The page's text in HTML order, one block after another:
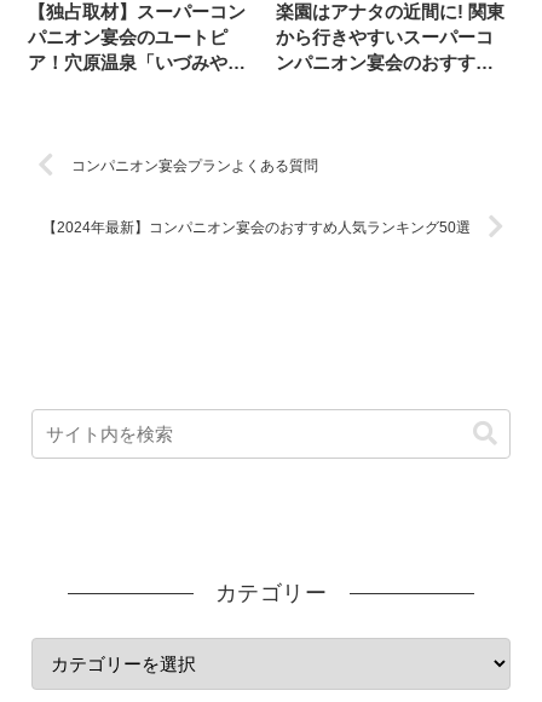
【独占取材】スーパーコン
パニオン宴会のユートピ
ア！穴原温泉「いづみや」
楽園はアナタの近間に! 関東
から行きやすいスーパーコ
ンパニオン宴会のおすすめ
コンパニオン宴会プランよくある質問
【2024年最新】コンパニオン宴会のおすすめ人気ランキング50選
カテゴリー